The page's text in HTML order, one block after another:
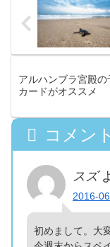
アルハンブラ宮殿
カードがオススメ
コメント
スズ
2016-
初めまして。大